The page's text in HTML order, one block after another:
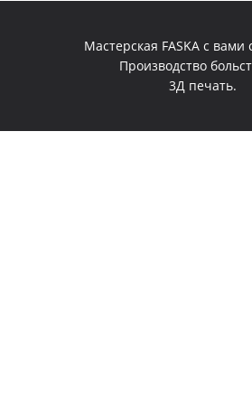
Мастерская FASKA с вами
Производство
3Д печать.